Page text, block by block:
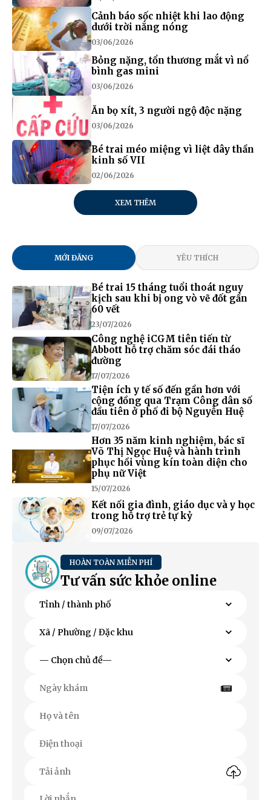
Cảnh báo sốc nhiệt khi lao động
dưới trời nắng nóng
03/06/2026
Bỏng nặng, tổn thương mắt vì nổ
bình gas mini
03/06/2026
Ăn bọ xít, 3 người ngộ độc nặng
03/06/2026
Bé trai méo miệng vì liệt dây thần
kinh số VII
02/06/2026
XEM THÊM
MỚI ĐĂNG YÊU THÍCH
Bé trai 15 tháng tuổi thoát nguy
kịch sau khi bị ong vò vẽ đốt gần
60 vết
23/07/2026
Công nghệ iCGM tiên tiến từ
Abbott hỗ trợ chăm sóc đái tháo
đường
17/07/2026
Tiện ích y tế số đến gần hơn với
cộng đồng qua Trạm Công dân số
đầu tiên ở phố đi bộ Nguyễn Huệ
17/07/2026
Hơn 35 năm kinh nghiệm, bác sĩ
Võ Thị Ngọc Huệ và hành trình
phục hồi vùng kín toàn diện cho
phụ nữ Việt
15/07/2026
Kết nối gia đình, giáo dục và y học
trong hỗ trợ trẻ tự kỷ
09/07/2026
HOÀN TOÀN MIỄN PHÍ
Tư vấn sức khỏe online